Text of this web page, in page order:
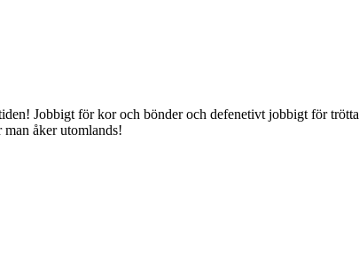
Jobbigt för kor och bönder och defenetivt jobbigt för trötta
åker utomlands!